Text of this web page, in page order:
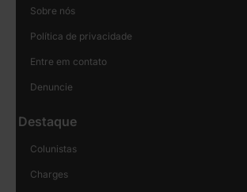
Sobre nós
Política de privacidade
Entre em contato
Denuncie
Destaque
Colunistas
Charges